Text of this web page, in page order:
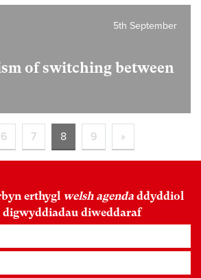
of switching between
5th September
6 7 8 9 »
erthygl welsh agenda ddyddiol
diweddaraf